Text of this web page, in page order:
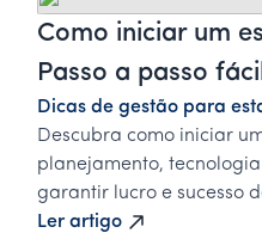
Como iniciar um
Passo a passo
Dicas de gestão para
Descubra como iniciar
planejamento,
garantir lucro e sucesso
Ler artigo